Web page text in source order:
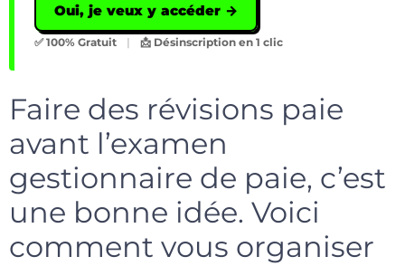
Oui, je veux y accéder →
✅ 100% Gratuit | 📩 Désinscription en 1 clic
Faire des révisions paie
avant l’examen
gestionnaire de paie, c’est
une bonne idée. Voici
comment vous organiser